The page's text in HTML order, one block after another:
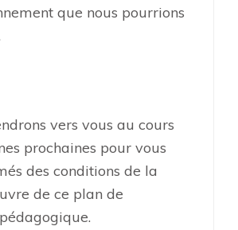
que nous pourrions
vers vous au cours
prochaines pour vous
des conditions de la
de ce plan de